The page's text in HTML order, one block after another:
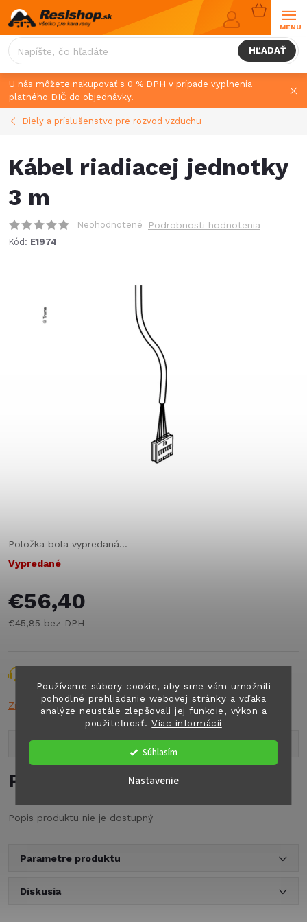
Používame súbory cookie, aby sme vám umožnili
pohodlné prehliadanie webovej stránky a vďaka
analýze neustále zlepšovali jej funkcie, výkon a
použiteľnosť.Viac informácií
Súhlasím
Nastavenie
Prejsť
na
obsah
HĽADAŤ
KOŠÍK
U nás môžete nakupovať s 0 % DPH v prípade vyplnenia
platného DIČ do objednávky.
Diely a príslušenstvo pre rozvod vzduchu
Kábel riadiacej jednotky
3 m
Neohodnotené Podrobnosti hodnotenia
Kód: E1974
Položka bola vypredaná…
Vypredané
€56,40
€45,85 bez DPH
Značka: TRUMA
Popis produktu
Podrobný popis
Popis produktu nie je dostupný
Parametre produktu
Diskusia